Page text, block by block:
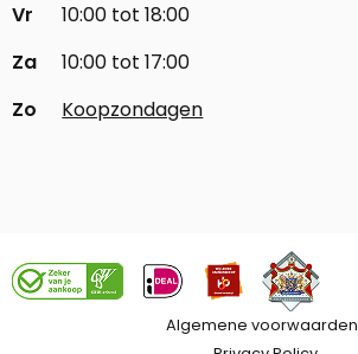
Vr
10:00 tot 18:00
Za
10:00 tot 17:00
Zo
Koopzondagen
Algemene voorwaarden